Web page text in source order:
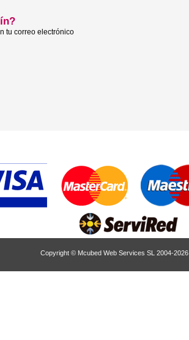
tu correo electrónico
Copyright © Mcubed Web Services SL 2004-2026